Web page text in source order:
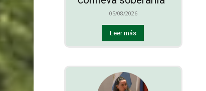
05/08/2026
Leer más